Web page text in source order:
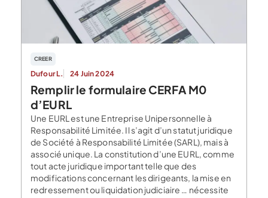
CREER
Dufour L. 24 Juin 2024
Remplir le formulaire CERFA M0
d’EURL
Une EURL est une Entreprise Unipersonnelle à
Responsabilité Limitée. Il s’agit d’un statut juridique
de Société à Responsabilité Limitée (SARL), mais à
associé unique. La constitution d’une EURL, comme
tout acte juridique important telle que des
modifications concernant les dirigeants, la mise en
redressement ou liquidation judiciaire … nécessite